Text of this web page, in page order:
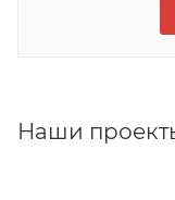
Наши